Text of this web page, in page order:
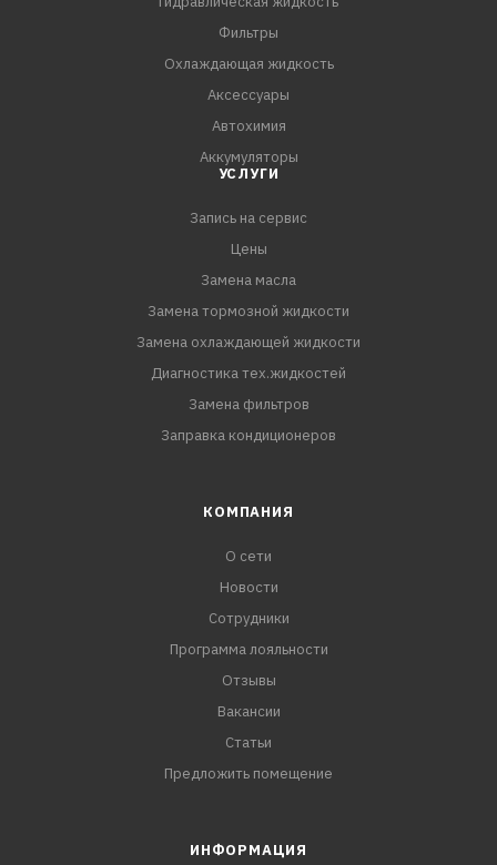
Фильтры
Охлаждающая жидкость
Аксессуары
Автохимия
Аккумуляторы
УСЛУГИ
Запись на сервис
Цены
Замена масла
Замена тормозной жидкости
Замена охлаждающей жидкости
Диагностика тех.жидкостей
Замена фильтров
Заправка кондиционеров
КОМПАНИЯ
О сети
Новости
Сотрудники
Программа лояльности
Отзывы
Вакансии
Статьи
Предложить помещение
ИНФОРМАЦИЯ